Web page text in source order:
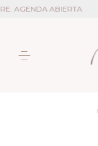
AGENDA ABIERTA